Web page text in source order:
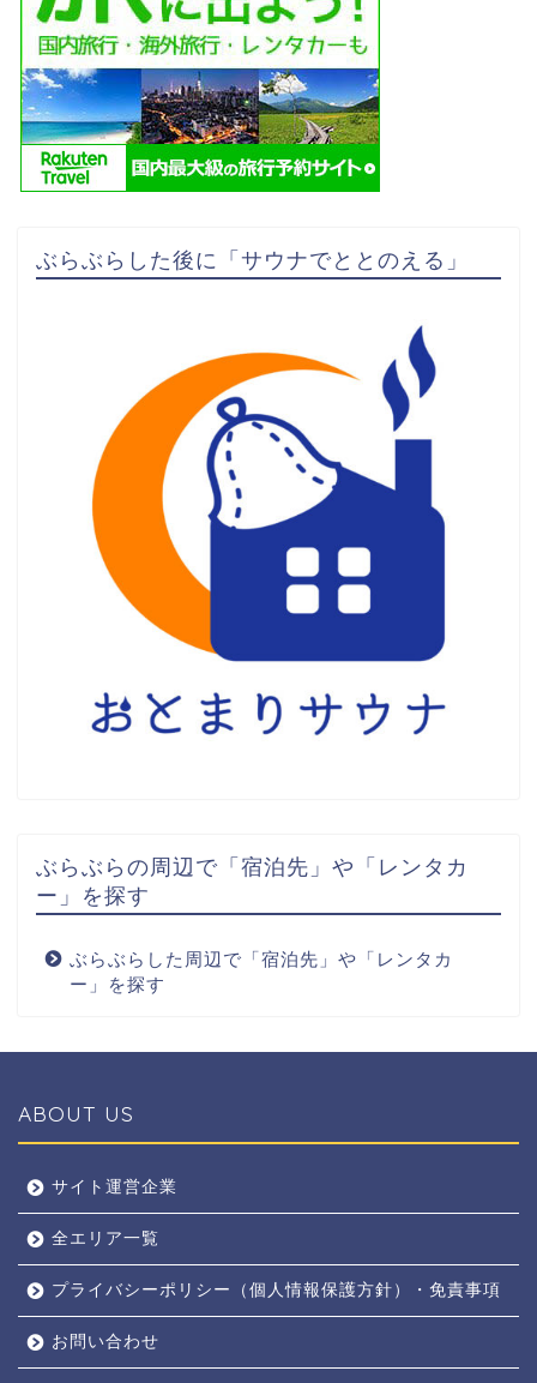
ぶらぶらした後に「サウナでととのえる」
ぶらぶらの周辺で「宿泊先」や「レンタカ
ー」を探す
ぶらぶらした周辺で「宿泊先」や「レンタカ
ー」を探す
ABOUT US
サイト運営企業
全エリア一覧
プライバシーポリシー（個人情報保護方針）・免責事項
お問い合わせ
奈良